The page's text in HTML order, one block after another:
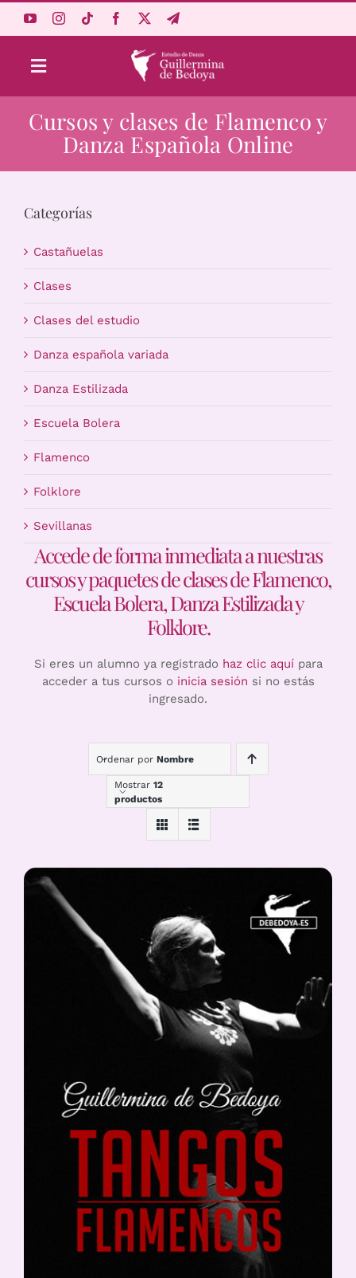
Toggle
Navigation
Aprende Online
Estudio
Carrito
Cursos y clases de Flamenco y
Danza Española Online
Categorías
Castañuelas
Clases
Clases del estudio
Danza española variada
Danza Estilizada
Escuela Bolera
Flamenco
Folklore
Sevillanas
Accede de forma inmediata a nuestras
cursos y paquetes de clases de Flamenco,
Escuela Bolera, Danza Estilizada y
Folklore.
Si eres un alumno ya registrado haz clic aquípara
acceder a tus cursos o inicia sesión si no estás
ingresado.
Ordenar por Nombre
Mostrar 12
productos